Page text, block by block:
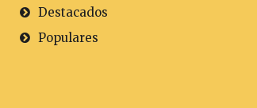
Destacados
Populares